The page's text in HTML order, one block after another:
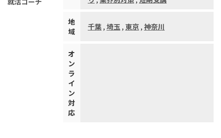
地
域
千葉, 埼玉, 東京, 神奈川
オ
ン
ラ
イ
ン
対
応